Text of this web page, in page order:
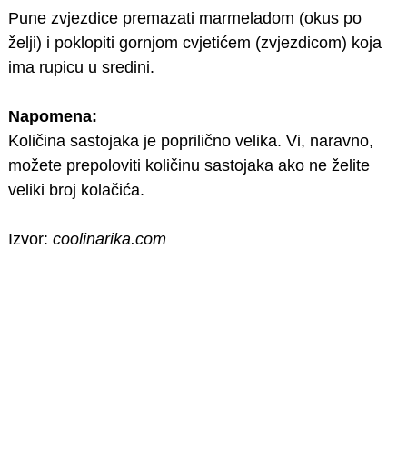
Pune zvjezdice premazati marmeladom (okus po
želji) i poklopiti gornjom cvjetićem (zvjezdicom) koja
ima rupicu u sredini.
Napomena:
Količina sastojaka je poprilično velika. Vi, naravno,
možete prepoloviti količinu sastojaka ako ne želite
veliki broj kolačića.
Izvor: coolinarika.com